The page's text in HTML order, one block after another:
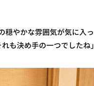
穏やかな雰囲気が気に入っ
も決め手の一つでしたね」